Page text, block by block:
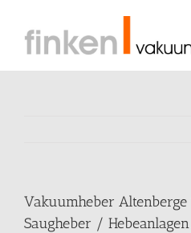
content
Vakuumheber Altenberge
Saugheber / Hebeanlagen